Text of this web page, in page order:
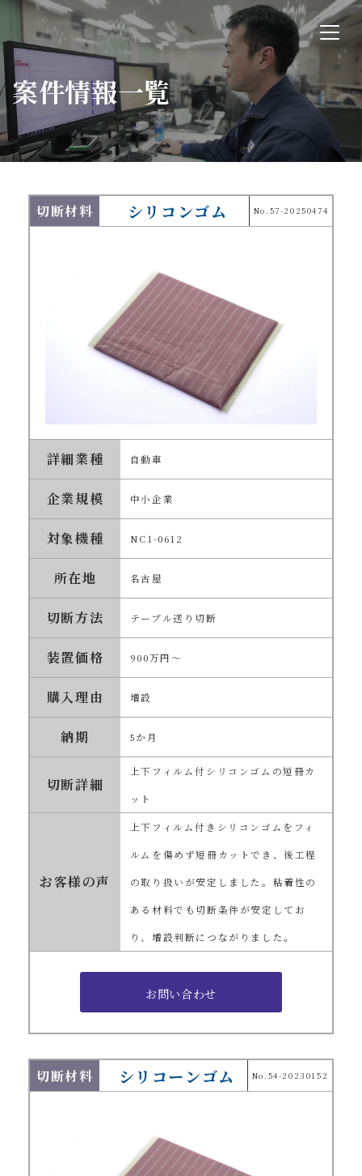
案件情報一覧
切断材料 シリコンゴム No.57-20250474
詳細業種 自動車
企業規模 中小企業
対象機種 NC1-0612
所在地 名古屋
切断方法 テーブル送り切断
装置価格 900万円～
購入理由 増設
納期 5か月
切断詳細
上下フィルム付シリコンゴムの短冊カ
ット
お客様の声
上下フィルム付きシリコンゴムをフィ
ルムを傷めず短冊カットでき、後工程
の取り扱いが安定しました。粘着性の
ある材料でも切断条件が安定してお
り、増設判断につながりました。
切断材料 シリコーンゴム No.54-20230152